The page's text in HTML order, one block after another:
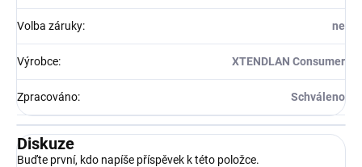
Volba záruky: ne
Výrobce: XTENDLAN Consumer
Zpracováno: Schváleno
Diskuze
Buďte první, kdo napíše příspěvek k této položce.